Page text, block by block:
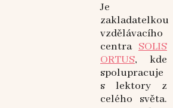
Je
zakladatelkou
vzdělávacího
centra SOLIS
ORTUS, kde
spolupracuje
s lektory z
celého světa.